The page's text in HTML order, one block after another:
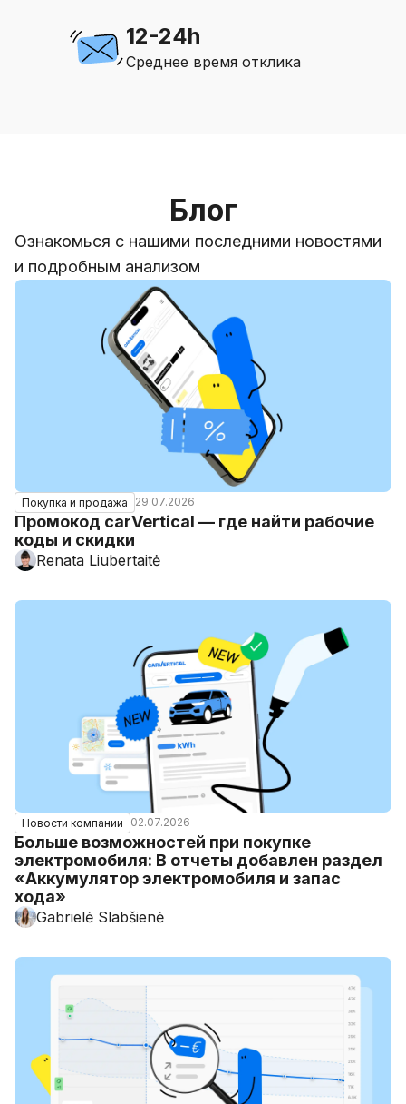
12-24h
Среднее время отклика
Блог
Ознакомься с нашими последними новостями
и подробным анализом
Покупка и продажа 29.07.2026
Промокод carVertical — где найти рабочие
коды и скидки
Renata Liubertaitė
Новости компании 02.07.2026
Больше возможностей при покупке
электромобиля: В отчеты добавлен раздел
«Аккумулятор электромобиля и запас
хода»
Gabrielė Slabšienė